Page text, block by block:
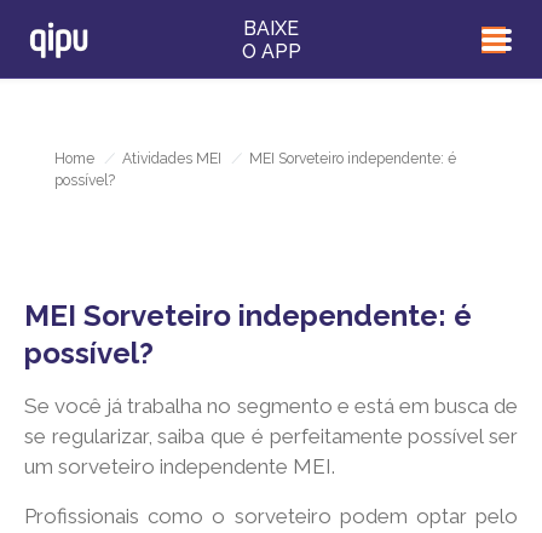
Home / Atividades MEI /
MEI Sorveteiro independente: é
possível?
BAIXE
O APP
MEI Sorveteiro independente: é
possível?
Se você já trabalha no segmento e está em busca de
se regularizar, saiba que é perfeitamente possível ser
um sorveteiro independente MEI.
Profissionais como o sorveteiro podem optar pelo